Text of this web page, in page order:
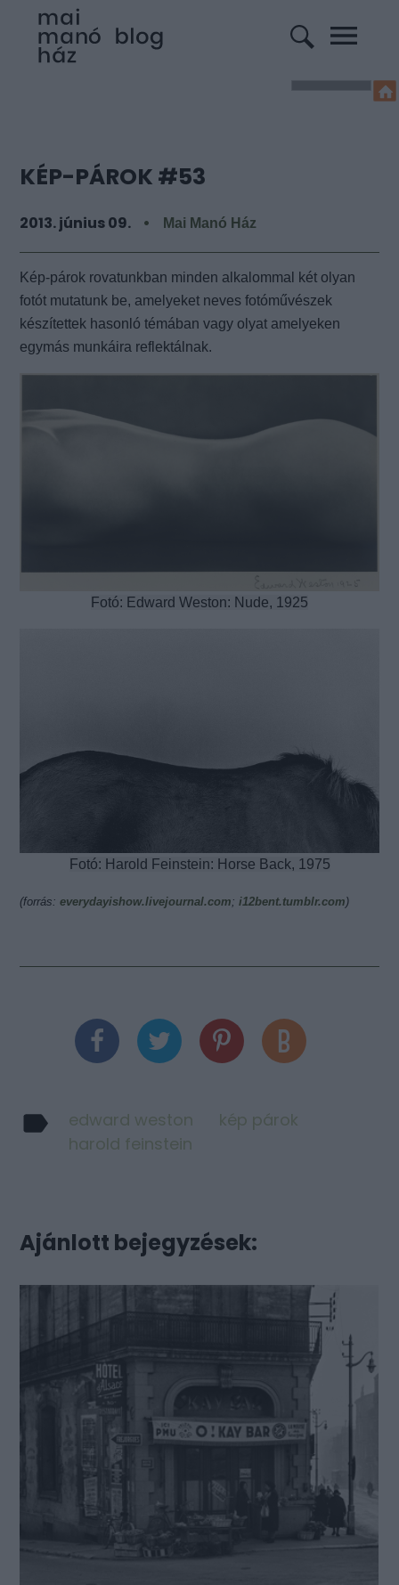
KÉP-PÁROK #53
2013. június 09. Mai Manó Ház
Kép-párok rovatunkban minden alkalommal két olyan
fotót mutatunk be, amelyeket neves fotóművészek
készítettek hasonló témában vagy olyat amelyeken
egymás munkáira reflektálnak.
Fotó: Edward Weston: Nude, 1925
Fotó: Harold Feinstein: Horse Back, 1975
(forrás:everydayishow.livejournal.com ;i12bent.tumblr.com)
edward weston
kép párok
harold feinstein
Ajánlott bejegyzések: